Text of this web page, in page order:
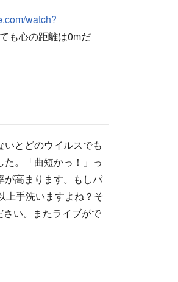
watch?
も心の距離は0mだ
とどのウイルスでも
。「曲短かっ！」っ
が高まります。もしパ
上手洗いますよね？そ
い。またライブがで